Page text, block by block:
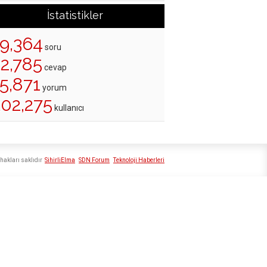
İstatistikler
soru
cevap
yorum
kullanıcı
SihirliElma SDN Forum Teknoloji Haberleri
saklıdır